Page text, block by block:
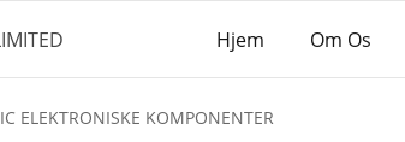
Hjem Om Os
IC ELEKTRONISKE KOMPONENTER